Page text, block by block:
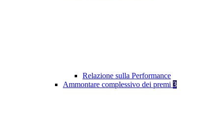
Relazione sulla Performance
Ammontare complessivo dei premi 3